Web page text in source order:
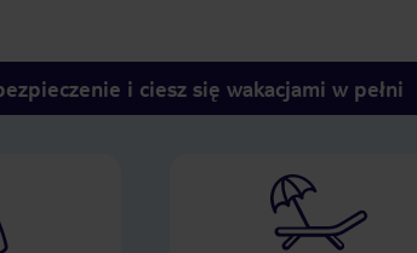
Najważniejsze w tym
że obsługa jest
pewno z rodziną tu
i ciesz się wakacjami w pełni